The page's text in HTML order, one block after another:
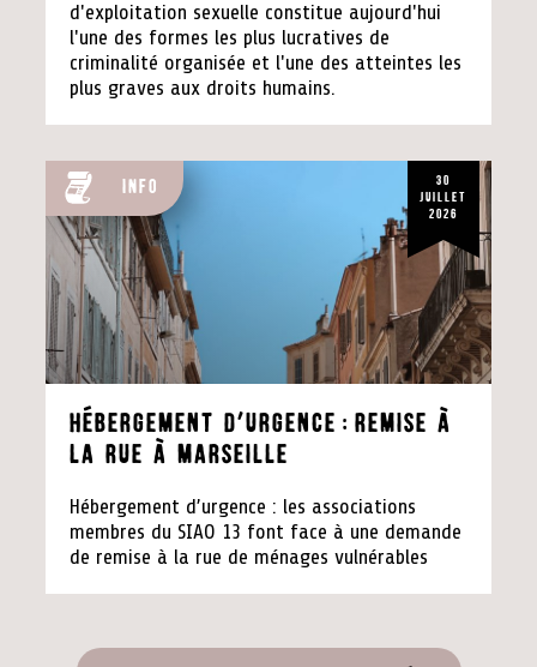
d'exploitation sexuelle constitue aujourd'hui
l'une des formes les plus lucratives de
criminalité organisée et l'une des atteintes les
plus graves aux droits humains.
Info
30
juillet
2026
Hébergement d’urgence:remise à
la rue à Marseille
Hébergement d’urgence : les associations
membres du SIAO 13 font face à une demande
de remise à la rue de ménages vulnérables